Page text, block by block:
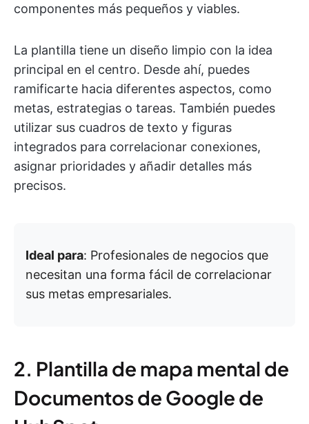
componentes más pequeños y viables.
La plantilla tiene un diseño limpio con la idea
principal en el centro. Desde ahí, puedes
ramificarte hacia diferentes aspectos, como
metas, estrategias o tareas. También puedes
utilizar sus cuadros de texto y figuras
integrados para correlacionar conexiones,
asignar prioridades y añadir detalles más
precisos.
Ideal para: Profesionales de negocios que
necesitan una forma fácil de correlacionar
sus metas empresariales.
2. Plantilla de mapa mental de
Documentos de Google de